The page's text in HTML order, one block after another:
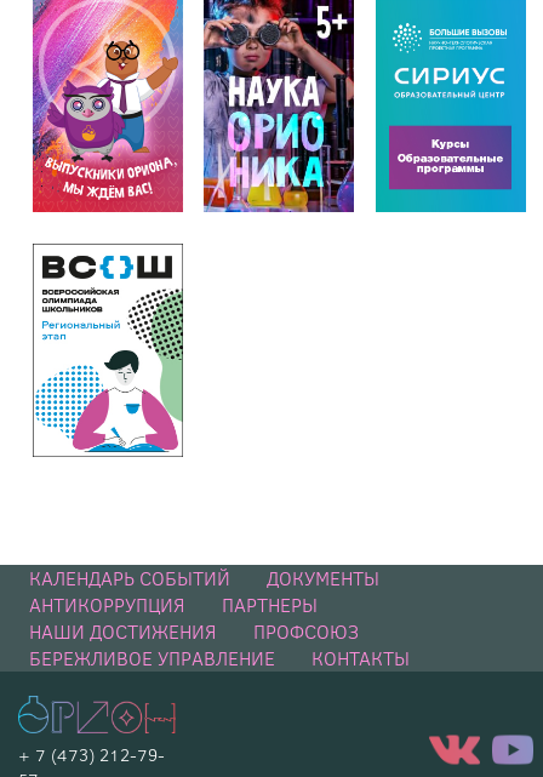
КАЛЕНДАРЬ СОБЫТИЙ
ДОКУМЕНТЫ
АНТИКОРРУПЦИЯ
ПАРТНЕРЫ
НАШИ ДОСТИЖЕНИЯ
ПРОФСОЮЗ
БЕРЕЖЛИВОЕ УПРАВЛЕНИЕ
КОНТАКТЫ
+ 7 (473) 212-79-